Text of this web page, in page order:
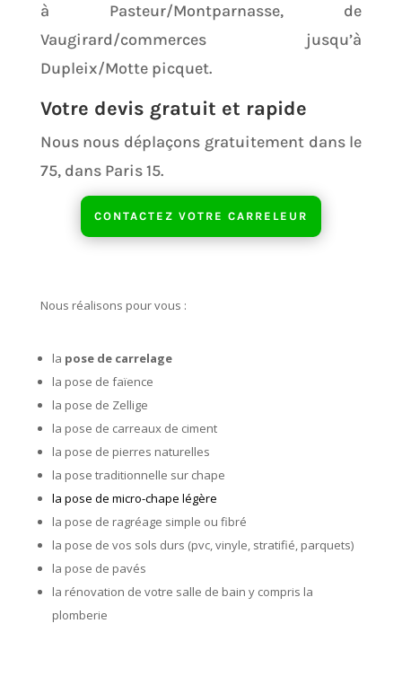
à Pasteur/Montparnasse, de
Vaugirard/commerces jusqu’à
Dupleix/Motte picquet.
Votre devis gratuit et rapide
Nous nous déplaçons gratuitement dans le
75, dans Paris 15.
CONTACTEZ VOTRE CARRELEUR
Nous réalisons pour vous :
la pose de carrelage
la pose de faïence
la pose de Zellige
la pose de carreaux de ciment
la pose de pierres naturelles
la pose traditionnelle sur chape
la pose de micro-chape légère
la pose de ragréage simple ou fibré
la pose de vos sols durs (pvc, vinyle, stratifié, parquets)
la pose de pavés
la rénovation de votre salle de bain y compris la
plomberie